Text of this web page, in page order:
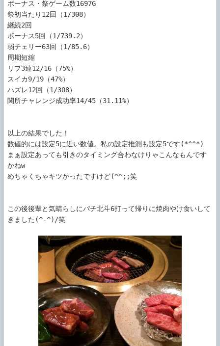
ボーナス・祭ゲーム数1697G
祭初当たり12回（1/308）
継続2回
ボーナス5回（1/739.2）
弱チェリー63回（1/85.6）
周期短縮
リプ3連12/16（75%）
スイカ9/19（47%）
ハズレ12回（1/308）
関所チャレンジ成功率14/45（31.11%）
以上の結果でした！
数値的には設定5に近い数値。私の設定推測も設定5です(*^^*)
まぁ設定あっても引きのタイミング合わなけりゃこんなもんです
かねw
めちゃくちゃキツかったですけど(^^;;笑
この後後輩と気晴らしにパチ北斗6打って帰りに焼肉やけ食いして
きました(^-^)/笑